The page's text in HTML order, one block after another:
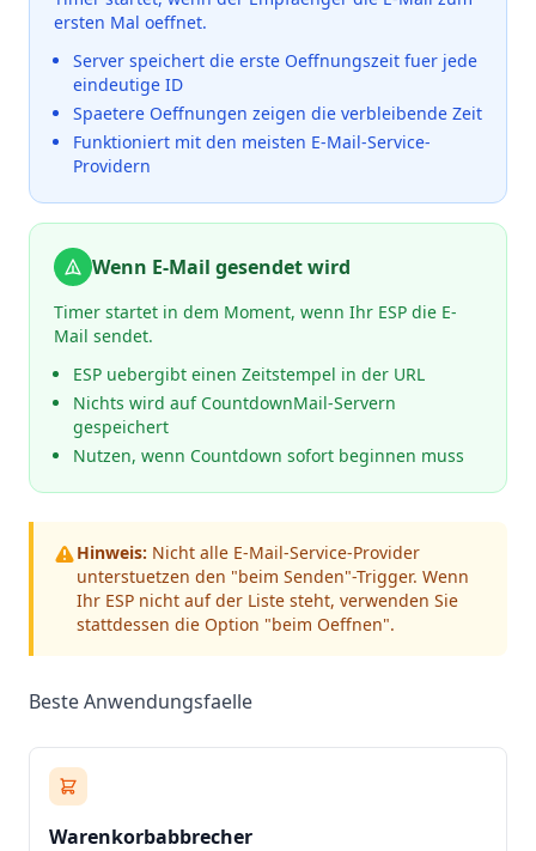
ersten Mal oeffnet.
Server speichert die erste Oeffnungszeit fuer jede
eindeutige ID
Spaetere Oeffnungen zeigen die verbleibende Zeit
Funktioniert mit den meisten E-Mail-Service-
Providern
Wenn E-Mail gesendet wird
Timer startet in dem Moment, wenn Ihr ESP die E-
Mail sendet.
ESP uebergibt einen Zeitstempel in der URL
Nichts wird auf CountdownMail-Servern
gespeichert
Nutzen, wenn Countdown sofort beginnen muss
Hinweis: Nicht alle E-Mail-Service-Provider
unterstuetzen den "beim Senden"-Trigger. Wenn
Ihr ESP nicht auf der Liste steht, verwenden Sie
stattdessen die Option "beim Oeffnen".
Beste Anwendungsfaelle
Warenkorbabbrecher